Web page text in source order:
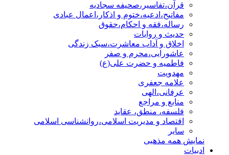
قرآن،تفاسیر،صحیفه سجادیه
مفاتیح،ادعیه،ختوم و اذکار،اعمال عبادی
رساله،فقه و احکام،حقوق
حدیث و روایات
اخلاق و آداب معاشرت،سبک زندگی
عاشورایی،محرم و صفر
فاطمیه و حضرت علی(ع)
مهدویت
علامه جعفری
عرفانی،الهی
منابع و مراجع
فلسفه، منطق، عقاید
اقتصاد و مدیریت اسلامی،روانشناسی اسلامی
سایر
نمایش همه مذهبی
ادبیات